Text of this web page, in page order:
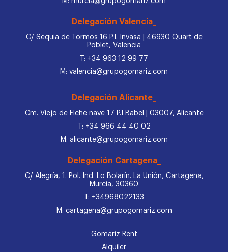
Delegación Valencia_
C/ Sequia de Tormos 16 P.I. Invasa | 46930 Quart de
Poblet, Valencia
T: +34 963 12 99 77
M: valencia@grupogomariz.com
Delegación Alicante_
Cm. Viejo de Elche nave 17 P.I Babel | 03007, Alicante
T: +34 966 44 40 02
M: alicante@grupogomariz.com
Delegación Cartagena_
C/ Alegría, 1. Pol. Ind. Lo Bolarín. La Unión, Cartagena,
Murcia, 30360
T: +34968022133
M: cartagena@grupogomariz.com
Gomariz Rent
Alquiler